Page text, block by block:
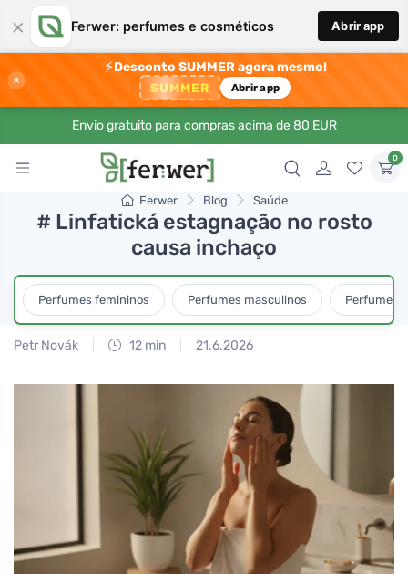
× Ferwer: perfumes e cosméticos Abrir app
×
⚡Desconto SUMMER agora mesmo!
SUMMER Abrir app
Envio gratuito para compras acima de 80 EUR
0
Ferwer Blog Saúde
# Linfatická estagnação no rosto
causa inchaço
Perfumes femininos Perfumes masculinos Perfumes
Petr Novák 12 min 21.6.2026